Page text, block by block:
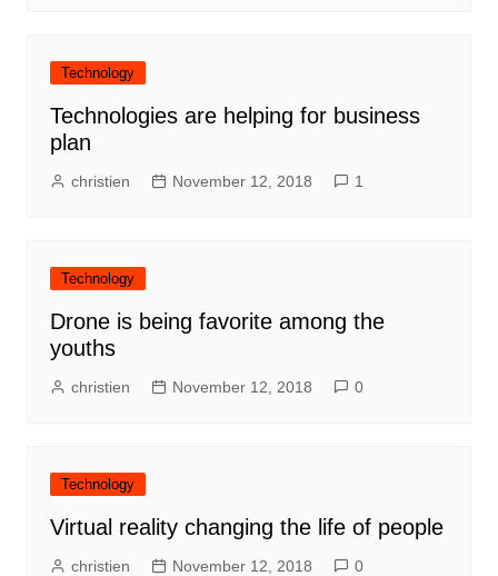
Technology
Technologies are helping for business
plan
christien November 12, 2018 1
Technology
Drone is being favorite among the
youths
christien November 12, 2018 0
Technology
Virtual reality changing the life of people
christien November 12, 2018 0